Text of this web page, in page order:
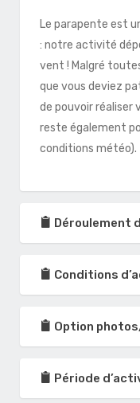
Le parapente est
: notre activité
vent ! Malgré
que vous deviez
de pouvoir réaliser
reste également
conditions météo).
Déroulement
Conditions
Option
Période